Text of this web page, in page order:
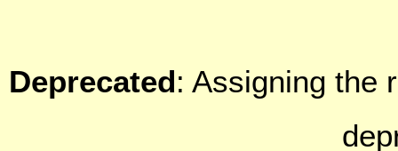
Deprecated: Assigning the